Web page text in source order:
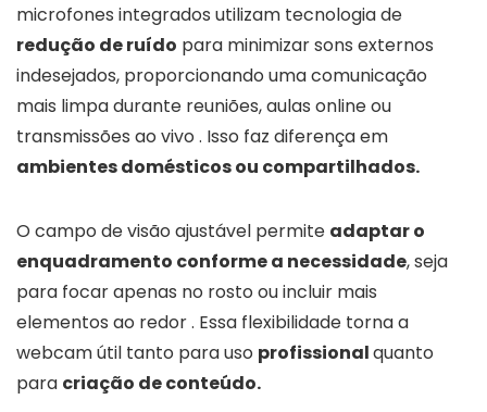
microfones integrados utilizam tecnologia de
redução de ruído para minimizar sons externos
indesejados, proporcionando uma comunicação
mais limpa durante reuniões, aulas online ou
transmissões ao vivo . Isso faz diferença em
ambientes domésticos ou compartilhados.
O campo de visão ajustável permite adaptar o
enquadramento conforme a necessidade, seja
para focar apenas no rosto ou incluir mais
elementos ao redor . Essa flexibilidade torna a
webcam útil tanto para uso profissionalquanto
para criação de conteúdo.